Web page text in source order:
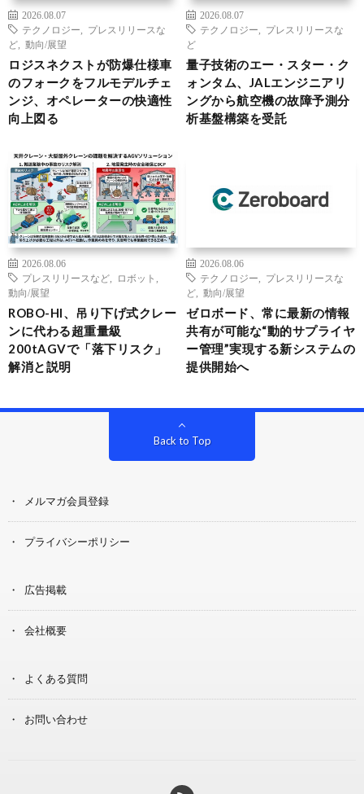
2026.08.07
テクノロジー
プレスリリースな
ど
動向/展望
ロジスネクストが防爆仕様車
のフォークをフルモデルチェ
ンジ、オペレーターの快適性
向上図る
2026.08.07
テクノロジー
プレスリリースな
ど
量子技術のエー・スター・ク
ォンタム、JALエンジニアリ
ングから航空機の故障予測分
析基盤構築を受託
2026.08.06
プレスリリースなど
ロボット
動向/展望
ROBO-HI、吊り下げ式クレー
ンに代わる超重量級
200tAGVで「落下リスク」
解消と説明
2026.08.06
テクノロジー
プレスリリースな
ど
動向/展望
ゼロボード、常に最新の情報
共有が可能な“動的サプライヤ
ー管理”実現する新システムの
提供開始へ
Back to Top
メルマガ会員登録
プライバシーポリシー
広告掲載
会社概要
よくある質問
お問い合わせ